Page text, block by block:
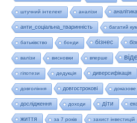
штучний інтелект аналізи аналітика
анти_соціальна_тваринність багатий
батьківство бонди бізнес
валізи висновки вперше
гіпотези дедукція диверсифікація
довгоління довгострокові доказове
дослідження доходи діти
життя за 7 років захист інвестицій